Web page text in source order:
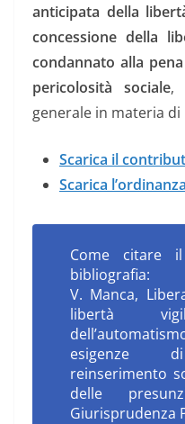
anticipata della
concessione della
condannato alla
pericolosità sociale,
generale in materia
Scarica il
Scarica l’ordinanza
Come citare
bibliografia:
V. Manca,
libertà
esigenze
reinserimento
delle
Giurisprudenza